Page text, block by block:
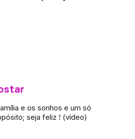
e os sonhos e um só
seja feliz ! (vídeo)